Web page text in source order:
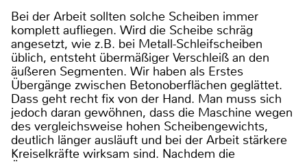
Bei der Arbeit sollten solche Scheiben immer
komplett aufliegen. Wird die Scheibe schräg
angesetzt, wie z.B. bei Metall-Schleifscheiben
üblich, entsteht übermäßiger Verschleiß an den
äußeren Segmenten. Wir haben als Erstes
Übergänge zwischen Betonoberflächen geglättet.
Dass geht recht fix von der Hand. Man muss sich
jedoch daran gewöhnen, dass die Maschine wegen
des vergleichsweise hohen Scheibengewichts,
deutlich länger ausläuft und bei der Arbeit stärkere
Kreiselkräfte wirksam sind. Nachdem die